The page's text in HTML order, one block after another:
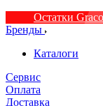
Остатки Graco
Бренды
Каталоги
Сервис
Оплата
Доставка